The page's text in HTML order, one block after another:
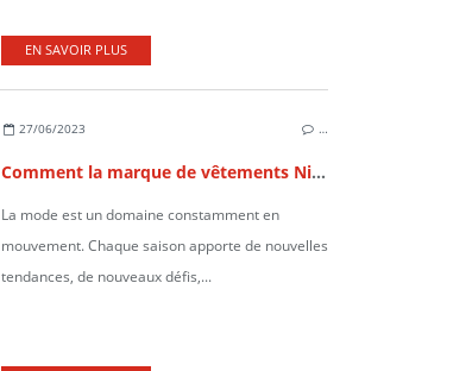
EN SAVOIR PLUS
27/06/2023 …
Comment la marque de vêtements Nile s'adapte-t-elle aux différentes saisons et aux besoins changeants de la mode ?
La mode est un domaine constamment en
mouvement. Chaque saison apporte de nouvelles
tendances, de nouveaux défis,...